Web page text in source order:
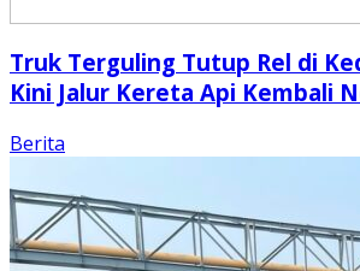
Truk Terguling Tutup Rel di
Kini Jalur Kereta Api Kembali
Berita